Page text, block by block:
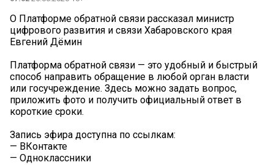
О Платформе обратной связи рассказал министр
цифрового развития и связи Хабаровского края
Евгений Дёмин
Платформа обратной связи — это удобный и быстрый
способ направить обращение в любой орган власти
или госучреждение. Здесь можно задать вопрос,
приложить фото и получить официальный ответ в
короткие сроки.
Запись эфира доступна по ссылкам:
— ВКонтакте
— Одноклассники